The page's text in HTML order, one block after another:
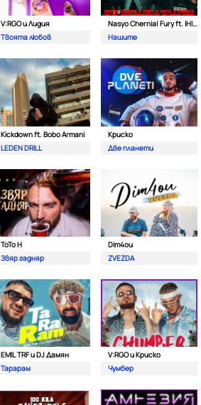
V:RGO и Лидия
Твоята любов
Nasyo Chernia| Fury ft. IHITO & Pameca
Нашите
Kickdown ft. Bobo Armani
LEDEN DRILL
Криско
Две планети
ToTo H
Звяр гадняр
Dim4ou
ZVEZDA
EMIL TRF и DJ Дамян
Тарарам
V:RGO и Криско
Чумбер